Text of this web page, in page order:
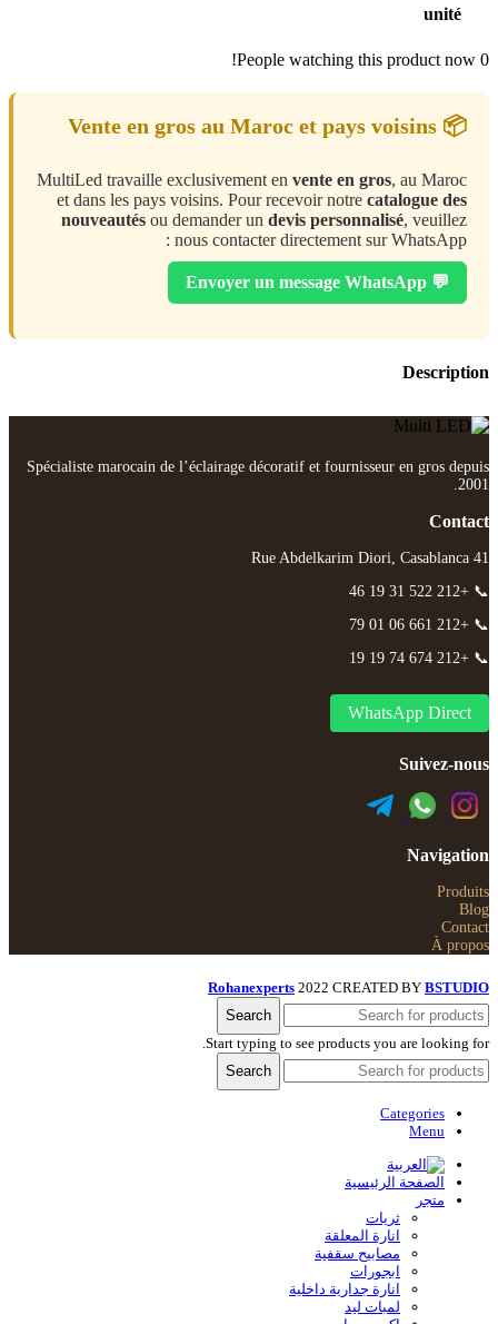
unité
0
People watching this product now!
📦 Vente en gros au Maroc et pays voisins
MultiLed travaille exclusivement en vente en gros, au Maroc
et dans les pays voisins. Pour recevoir notre catalogue des
nouveautés ou demander un devis personnalisé, veuillez
nous contacter directement sur WhatsApp :
💬 Envoyer un message WhatsApp
Description
Spécialiste marocain de l’éclairage décoratif et fournisseur en gros depuis
2001.
Contact
41 Rue Abdelkarim Diori, Casablanca
📞 +212 522 31 19 46
📞 +212 661 06 01 79
📞 +212 674 74 19 19
WhatsApp Direct
Suivez-nous
Navigation
Produits
Blog
Contact
À propos
Rohanexperts 2022 CREATED BY BSTUDIO
Search
Start typing to see products you are looking for.
Search
Categories
Menu
الصفحة الرئيسية
متجر
ثريات
انارة المعلقة
مصابيح سقفية
ابجورات
انارة جدارية داخلية
لمبات ليد